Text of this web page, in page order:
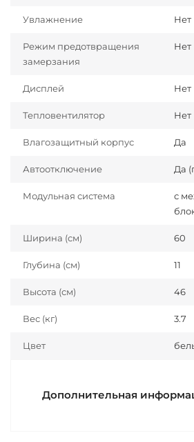
Увлажнение Нет
Режим предотвращения
замерзания
Нет
Дисплей Нет
Тепловентилятор Нет
Влагозащитный корпус Да
Автоотключение Да
Модульная система
с
Ширина (см) 60
Глубина (см) 11
Высота (см) 46
Вес (кг) 3.7
Цвет
Дополнительная